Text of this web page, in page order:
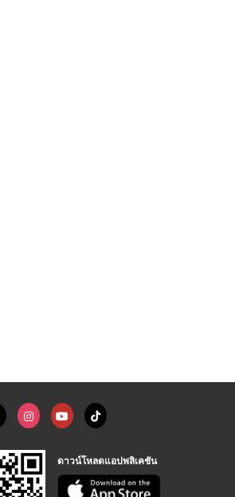
ดาวน์โหลดแอปพลิเคชัน